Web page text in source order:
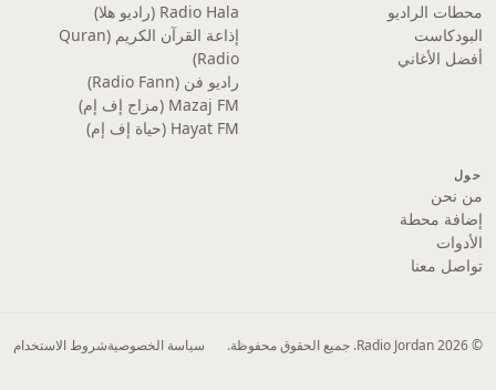
محطات الراديو
البودكاست
أفضل الأغاني
Radio Hala (راديو هلا)
إذاعة القرآن الكريم (Quran
Radio)
راديو فن (Radio Fann)
Mazaj FM (مزاج إف إم)
Hayat FM (حياة إف إم)
حول
من نحن
إضافة محطة
الأدوات
تواصل معنا
© 2026 Radio Jordan. جميع الحقوق محفوظة. سياسة الخصوصيةشروط الاستخدام